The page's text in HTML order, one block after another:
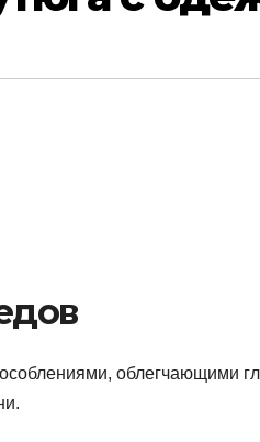
облегчающими